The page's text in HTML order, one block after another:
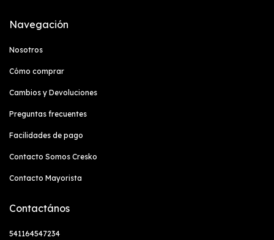
Navegación
Nosotros
Cómo comprar
Cambios y Devoluciones
Preguntas frecuentes
Facilidades de pago
Contacto Somos Cresko
Contacto Mayorista
Contactános
541164547234